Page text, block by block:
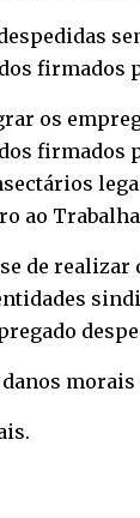
firmados
os
firmados
ao
de